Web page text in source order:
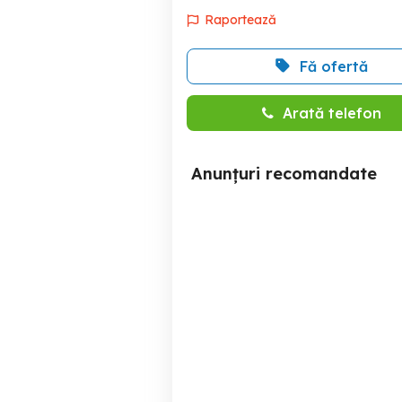
Raportează
Fă ofertă
Arată telefon
Anunțuri recomandate